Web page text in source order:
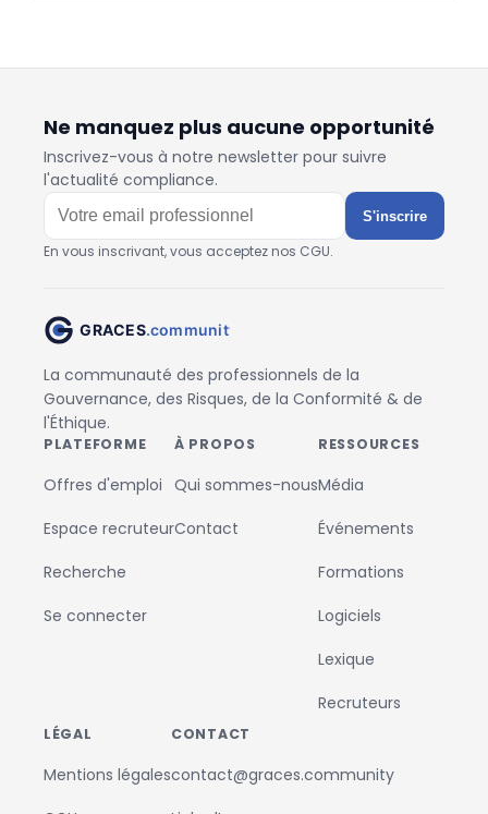
Ne manquez plus aucune opportunité
Inscrivez-vous à notre newsletter pour suivre
l'actualité compliance.
S'inscrire
En vous inscrivant, vous acceptez nos CGU.
La communauté des professionnels de la
Gouvernance, des Risques, de la Conformité & de
l'Éthique.
PLATEFORME
Offres d'emploi
Espace recruteur
Recherche
Se connecter
À PROPOS
Qui sommes-nous
Contact
RESSOURCES
Média
Événements
Formations
Logiciels
Lexique
Recruteurs
LÉGAL
Mentions légales
CONTACT
contact@graces.community